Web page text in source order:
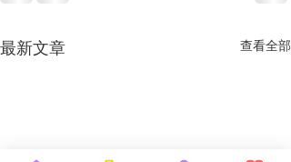
最新文章 查看全部